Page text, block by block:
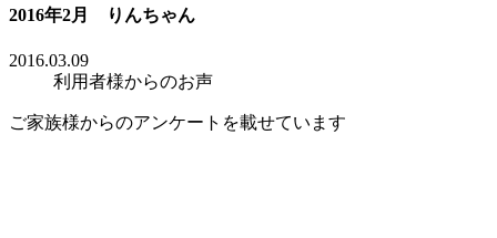
2016年2月 りんちゃん
2016.03.09
利用者様からのお声
ご家族様からのアンケートを載せています